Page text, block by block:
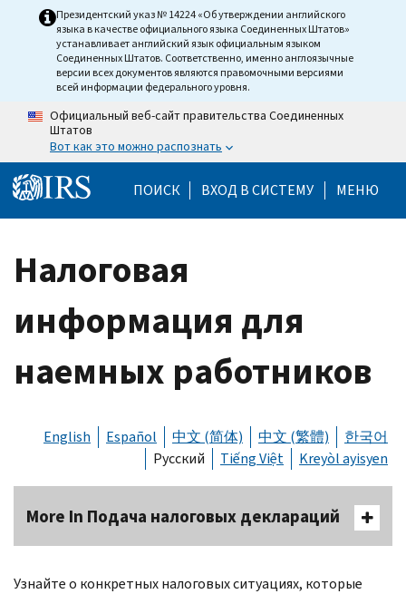
Skip to main content
Президентский указ № 14224 «Об утверждении английского
языка в качестве официального языка Соединенных Штатов»
устанавливает английский язык официальным языком
Соединенных Штатов. Соответственно, именно англоязычные
версии всех документов являются правомочными версиями
всей информации федерального уровня.
Официальный веб-сайт правительства Соединенных
Штатов
Вот как это можно распознать
ПОИСК Help Menu Mobile
ВХОД В СИСТЕМУ МЕНЮ
Налоговая
информация для
наемных работников
English Español 中文 (简体) 中文 (繁體)
한국어
Русский
Tiếng Việt Kreyòl ayisyen
More In Подача налоговых деклараций
Узнайте о конкретных налоговых ситуациях, которые